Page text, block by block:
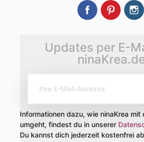
Facebook
Updates per E-
Informationen dazu, wie ninaKrea mit
umgeht, findest du in unserer
Du kannst dich jederzeit kostenfrei